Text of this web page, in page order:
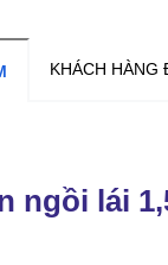
KHÁCH HÀNG
ngồi lái